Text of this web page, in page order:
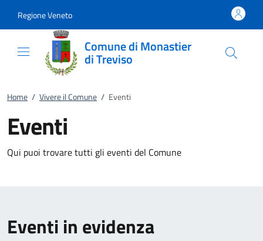
Regione Veneto
Comune di Monastier
di Treviso
Home / Vivere il Comune / Eventi
Eventi
Qui puoi trovare tutti gli eventi del Comune
Eventi in evidenza